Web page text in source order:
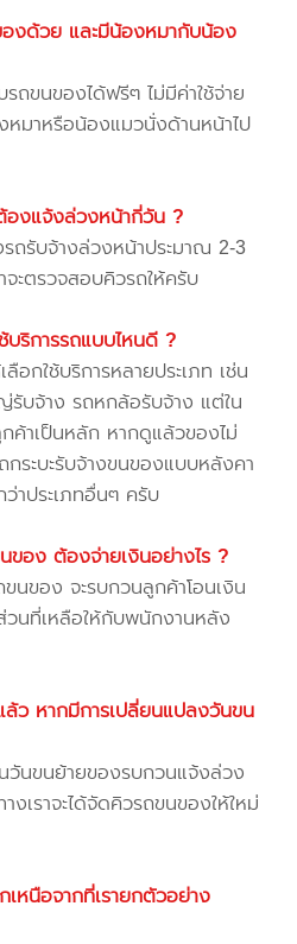
งด้วย และมีน้องหมากับน้อง
ถขนของได้ฟรีๆ ไม่มีค่าใช้จ่าย
หมาหรือน้องแมวนั่งด้านหน้าไป
องแจ้งล่วงหน้ากี่วัน ?
ถรับจ้างล่วงหน้าประมาณ 2-3
ะตรวจสอบคิวรถให้ครับ
บริการรถแบบไหนดี ?
ลือกใช้บริการหลายประเภท เช่น
รับจ้าง รถหกล้อรับจ้าง แต่ใน
ค้าเป็นหลัก หากดูแล้วของไม่
กระบะรับจ้างขนของแบบหลังคา
าประเภทอื่นๆ ครับ
ของ ต้องจ่ายเงินอย่างไร ?
นของ จะรบกวนลูกค้าโอนเงิน
นที่เหลือให้กับพนักงานหลัง
ว หากมีการเปลี่ยนแปลงวันขน
วันขนย้ายของรบกวนแจ้งล่วง
เราจะได้จัดคิวรถขนของให้ใหม่
หนือจากที่เรายกตัวอย่าง